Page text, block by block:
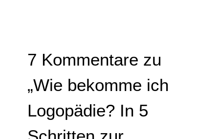
7 Kommentare zu
„Wie bekomme ich
Logopädie? In 5